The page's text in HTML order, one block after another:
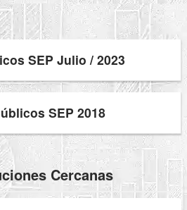
SEP Julio / 2023
SEP 2018
Cercanas